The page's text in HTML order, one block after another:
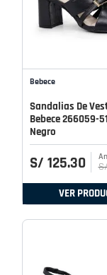
Bebece
Sandalias De
Bebece 266059-
Negro
S/ 125.30
VER